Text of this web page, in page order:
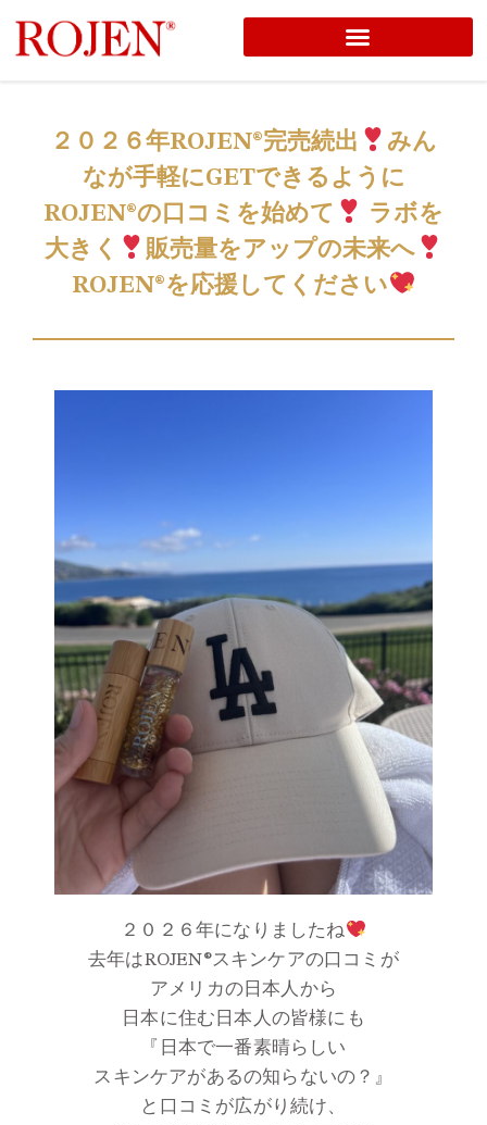
コ
２０２６年ROJEN®完売続出
みん
なが手軽にGETできるように
ROJEN®の口コミを始めて
ラボを
大きく
販売量をアップの未来へ
ROJEN®を応援してください
２０２６年になりましたね
去年はROJEN®スキンケアの口コミが
アメリカの日本人から
日本に住む日本人の皆様にも
『日本で一番素晴らしい
スキンケアがあるの知らないの？』
と口コミが広がり続け、